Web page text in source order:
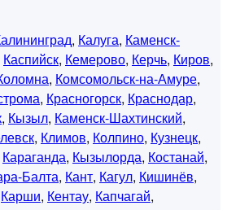
, Калуга, Каменск-
Каспийск, Кемерово, Керчь, Киров,
, Комсомольск-на-Амуре,
, Красногорск, Краснодар,
, Кызыл, Каменск-Шахтинский,
, Климов, Колпино, Кузнецк,
Караганда, Кызылорда, Костанай,
Балта, Кант, Кагул, Кишинёв,
Карши, Кентау, Капчагай,